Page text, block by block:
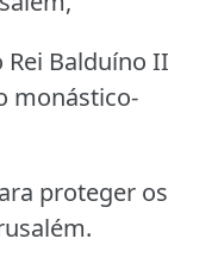
Balduíno II
monástico-
proteger os